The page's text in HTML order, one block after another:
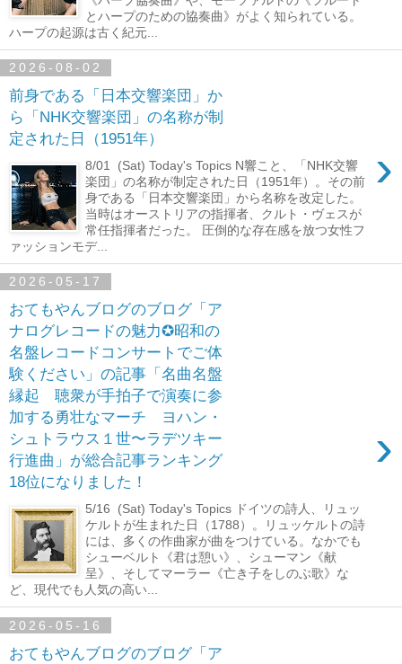
とハープのための協奏曲》がよく知られている。
ハープの起源は古く紀元...
2026-08-02
前身である「日本交響楽団」か
ら「NHK交響楽団」の名称が制
定された日（1951年）
›
8/01 (Sat) Today's Topics N響こと、「NHK交響
楽団」の名称が制定された日（1951年）。その前
身である「日本交響楽団」から名称を改定した。
当時はオーストリアの指揮者、クルト・ヴェスが
常任指揮者だった。 圧倒的な存在感を放つ女性フ
ァッションモデ...
2026-05-17
おてもやんブログのブログ「ア
ナログレコードの魅力✪昭和の
名盤レコードコンサートでご体
験ください」の記事「名曲名盤
縁起 聴衆が手拍子で演奏に参
加する勇壮なマーチ ヨハン・
シュトラウス１世〜ラデツキー
行進曲」が総合記事ランキング
18位になりました！
›
5/16 (Sat) Today's Topics ドイツの詩人、リュッ
ケルトが生まれた日（1788）。リュッケルトの詩
には、多くの作曲家が曲をつけている。なかでも
シューベルト《君は憩い》、シューマン《献
呈》、そしてマーラー《亡き子をしのぶ歌》な
ど、現代でも人気の高い...
2026-05-16
おてもやんブログのブログ「ア